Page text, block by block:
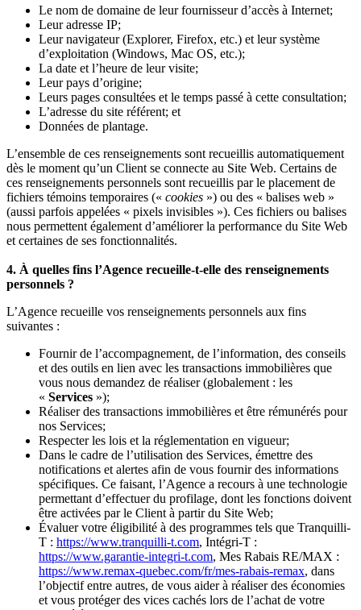
Le nom de domaine de leur fournisseur d’accès à Internet;
Leur adresse IP;
Leur navigateur (Explorer, Firefox, etc.) et leur système
d’exploitation (Windows, Mac OS, etc.);
La date et l’heure de leur visite;
Leur pays d’origine;
Leurs pages consultées et le temps passé à cette consultation;
L’adresse du site référent; et
Données de plantage.
L’ensemble de ces renseignements sont recueillis automatiquement
dès le moment qu’un Client se connecte au Site Web. Certains de
ces renseignements personnels sont recueillis par le placement de
fichiers témoins temporaires (« cookies ») ou des « balises web »
(aussi parfois appelées « pixels invisibles »). Ces fichiers ou balises
nous permettent également d’améliorer la performance du Site Web
et certaines de ses fonctionnalités.
4. À quelles fins l’Agence recueille-t-elle des renseignements
personnels ?
L’Agence recueille vos renseignements personnels aux fins
suivantes :
Fournir de l’accompagnement, de l’information, des conseils
et des outils en lien avec les transactions immobilières que
vous nous demandez de réaliser (globalement : les
« Services »);
Réaliser des transactions immobilières et être rémunérés pour
nos Services;
Respecter les lois et la réglementation en vigueur;
Dans le cadre de l’utilisation des Services, émettre des
notifications et alertes afin de vous fournir des informations
spécifiques. Ce faisant, l’Agence a recours à une technologie
permettant d’effectuer du profilage, dont les fonctions doivent
être activées par le Client à partir du Site Web;
Évaluer votre éligibilité à des programmes tels que Tranquilli-
T : https://www.tranquilli-t.com, Intégri-T :
https://www.garantie-integri-t.com, Mes Rabais RE/MAX :
https://www.remax-quebec.com/fr/mes-rabais-remax, dans
l’objectif entre autres, de vous aider à réaliser des économies
et vous protéger des vices cachés lors de l’achat de votre